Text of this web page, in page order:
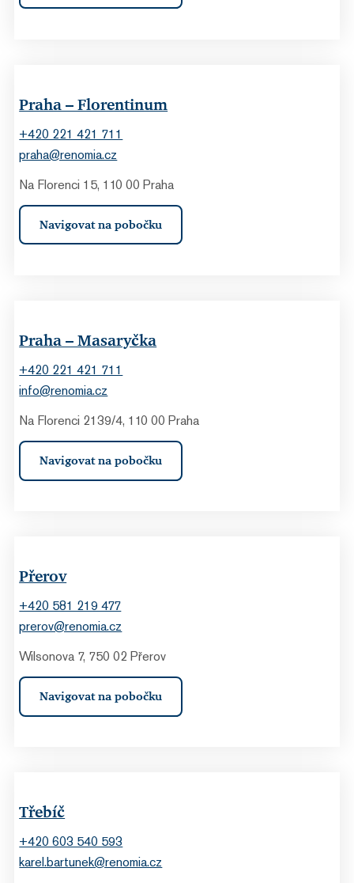
Praha – Florentinum
+420 221 421 711
praha@renomia.cz
Na Florenci 15, 110 00 Praha
Navigovat na pobočku
Praha – Masaryčka
+420 221 421 711
info@renomia.cz
Na Florenci 2139/4, 110 00 Praha
Navigovat na pobočku
Přerov
+420 581 219 477
prerov@renomia.cz
Wilsonova 7, 750 02 Přerov
Navigovat na pobočku
Třebíč
+420 603 540 593
karel.bartunek@renomia.cz